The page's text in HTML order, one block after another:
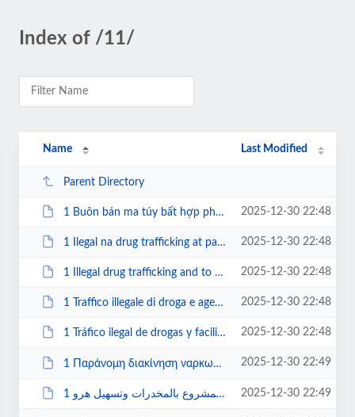
Index of /11/
Name Last Modified
Parent Directory
1 Buôn bán ma túy bất hợp pháp và tạo điều kiện cho việc ch... 2025-12-30 22:48
1 Ilegal na drug trafficking at para mapadali ang paglipad sa kapital ng Chin... 2025-12-30 22:48
1 Illegal drug trafficking and to facilitate Chinese capital flight.pdf 2025-12-30 22:48
1 Traffico illegale di droga e agevolazione della fuga di capitali cinesi.pdf 2025-12-30 22:48
1 Tráfico ilegal de drogas y facilitación de la fuga de capitales chinos.pdf 2025-12-30 22:48
1 Παράνομη διακίνηση ναρκωτικών και διευκ�... 2025-12-30 22:49
1 الاتجار غير المشروع بالمخدرات وتسهيل هرو...
2025-12-30 22:49